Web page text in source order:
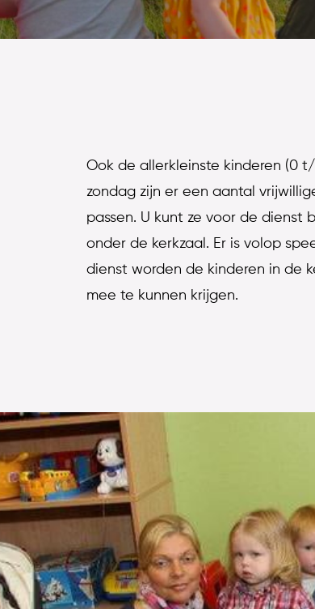
Ook de allerkleinste kinderen (0
zondag zijn er een aantal
passen. U kunt ze voor de dienst
onder de kerkzaal. Er is volop
dienst worden de kinderen in de
mee te kunnen krijgen.